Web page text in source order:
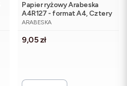
Papier ryżowy Arabeska
A4R127 - format A4, Cztery
Anioły
PRODUCENT
ARABESKA
Cena
9,05 zł